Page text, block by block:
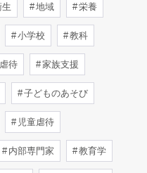
地域 栄養
小学校 教科
待 家族支援
子どものあそび
児童虐待
内部専門家 教育学